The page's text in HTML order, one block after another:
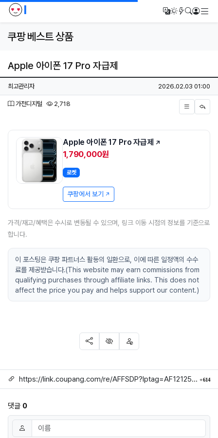
I 번역다크모드
새글/새댓글
검색로그인
쿠팡 베스트 상품
Apple 아이폰 17 Pro 자급제
페이지 정보
작성자
최고관리자 작성일
2026.02.03 01:00
분류
가전디지털 2,718
본문
Apple 아이폰 17 Pro 자급제
1,790,000원
로켓
쿠팡에서 보기
가격/재고/혜택은 수시로 변동될 수 있으며, 링크 이동 시점의 정보를 기준으로
합니다.
이 포스팅은 쿠팡 파트너스 활동의 일환으로, 이에 따른 일정액의 수수
료를 제공받습니다.(This website may earn commissions from
qualifying purchases through affiliate links. This does not
affect the price you pay and helps support our content.)
SNS 공유
신고 차단
링크 https://link.coupang.com/re/AFFSDP?lptag=AF1212524&subid=mojorida2&pageKey=9024167576&itemId=26462330287&vendorItemId=93437609640&traceid=V0-113-81d4af092486a31f 614회
댓글 0
댓글쓰기
이름 필수